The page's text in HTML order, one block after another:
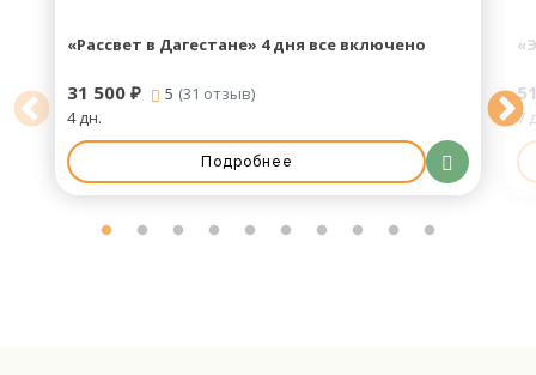
«Рассвет в Дагестане» 4 дня все включено
31 500 ₽ 5 (31 отзыв)
4 дн.
Подробнее
7